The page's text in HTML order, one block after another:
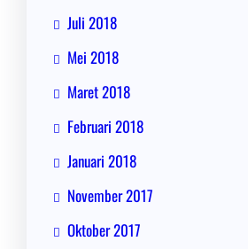
Juli 2018
Mei 2018
Maret 2018
Februari 2018
Januari 2018
November 2017
Oktober 2017